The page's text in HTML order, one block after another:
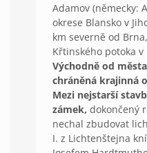
Adamov (německy:
okrese Blansko v
km severně od
Křtinského potoka
Východně od
chráněná krajinná
Mezi nejstarší
zámek, dokončený
nechal zbudovat
I. z Lichtenštejna